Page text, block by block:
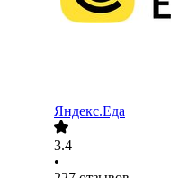
Яндекс.Еда
3.4
•